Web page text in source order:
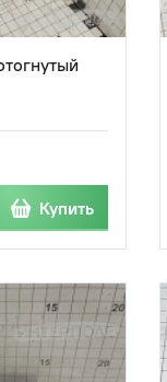
Купить